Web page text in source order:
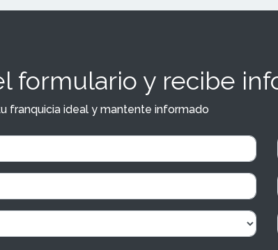
formulario y recibe
franquicia ideal y mantente informado